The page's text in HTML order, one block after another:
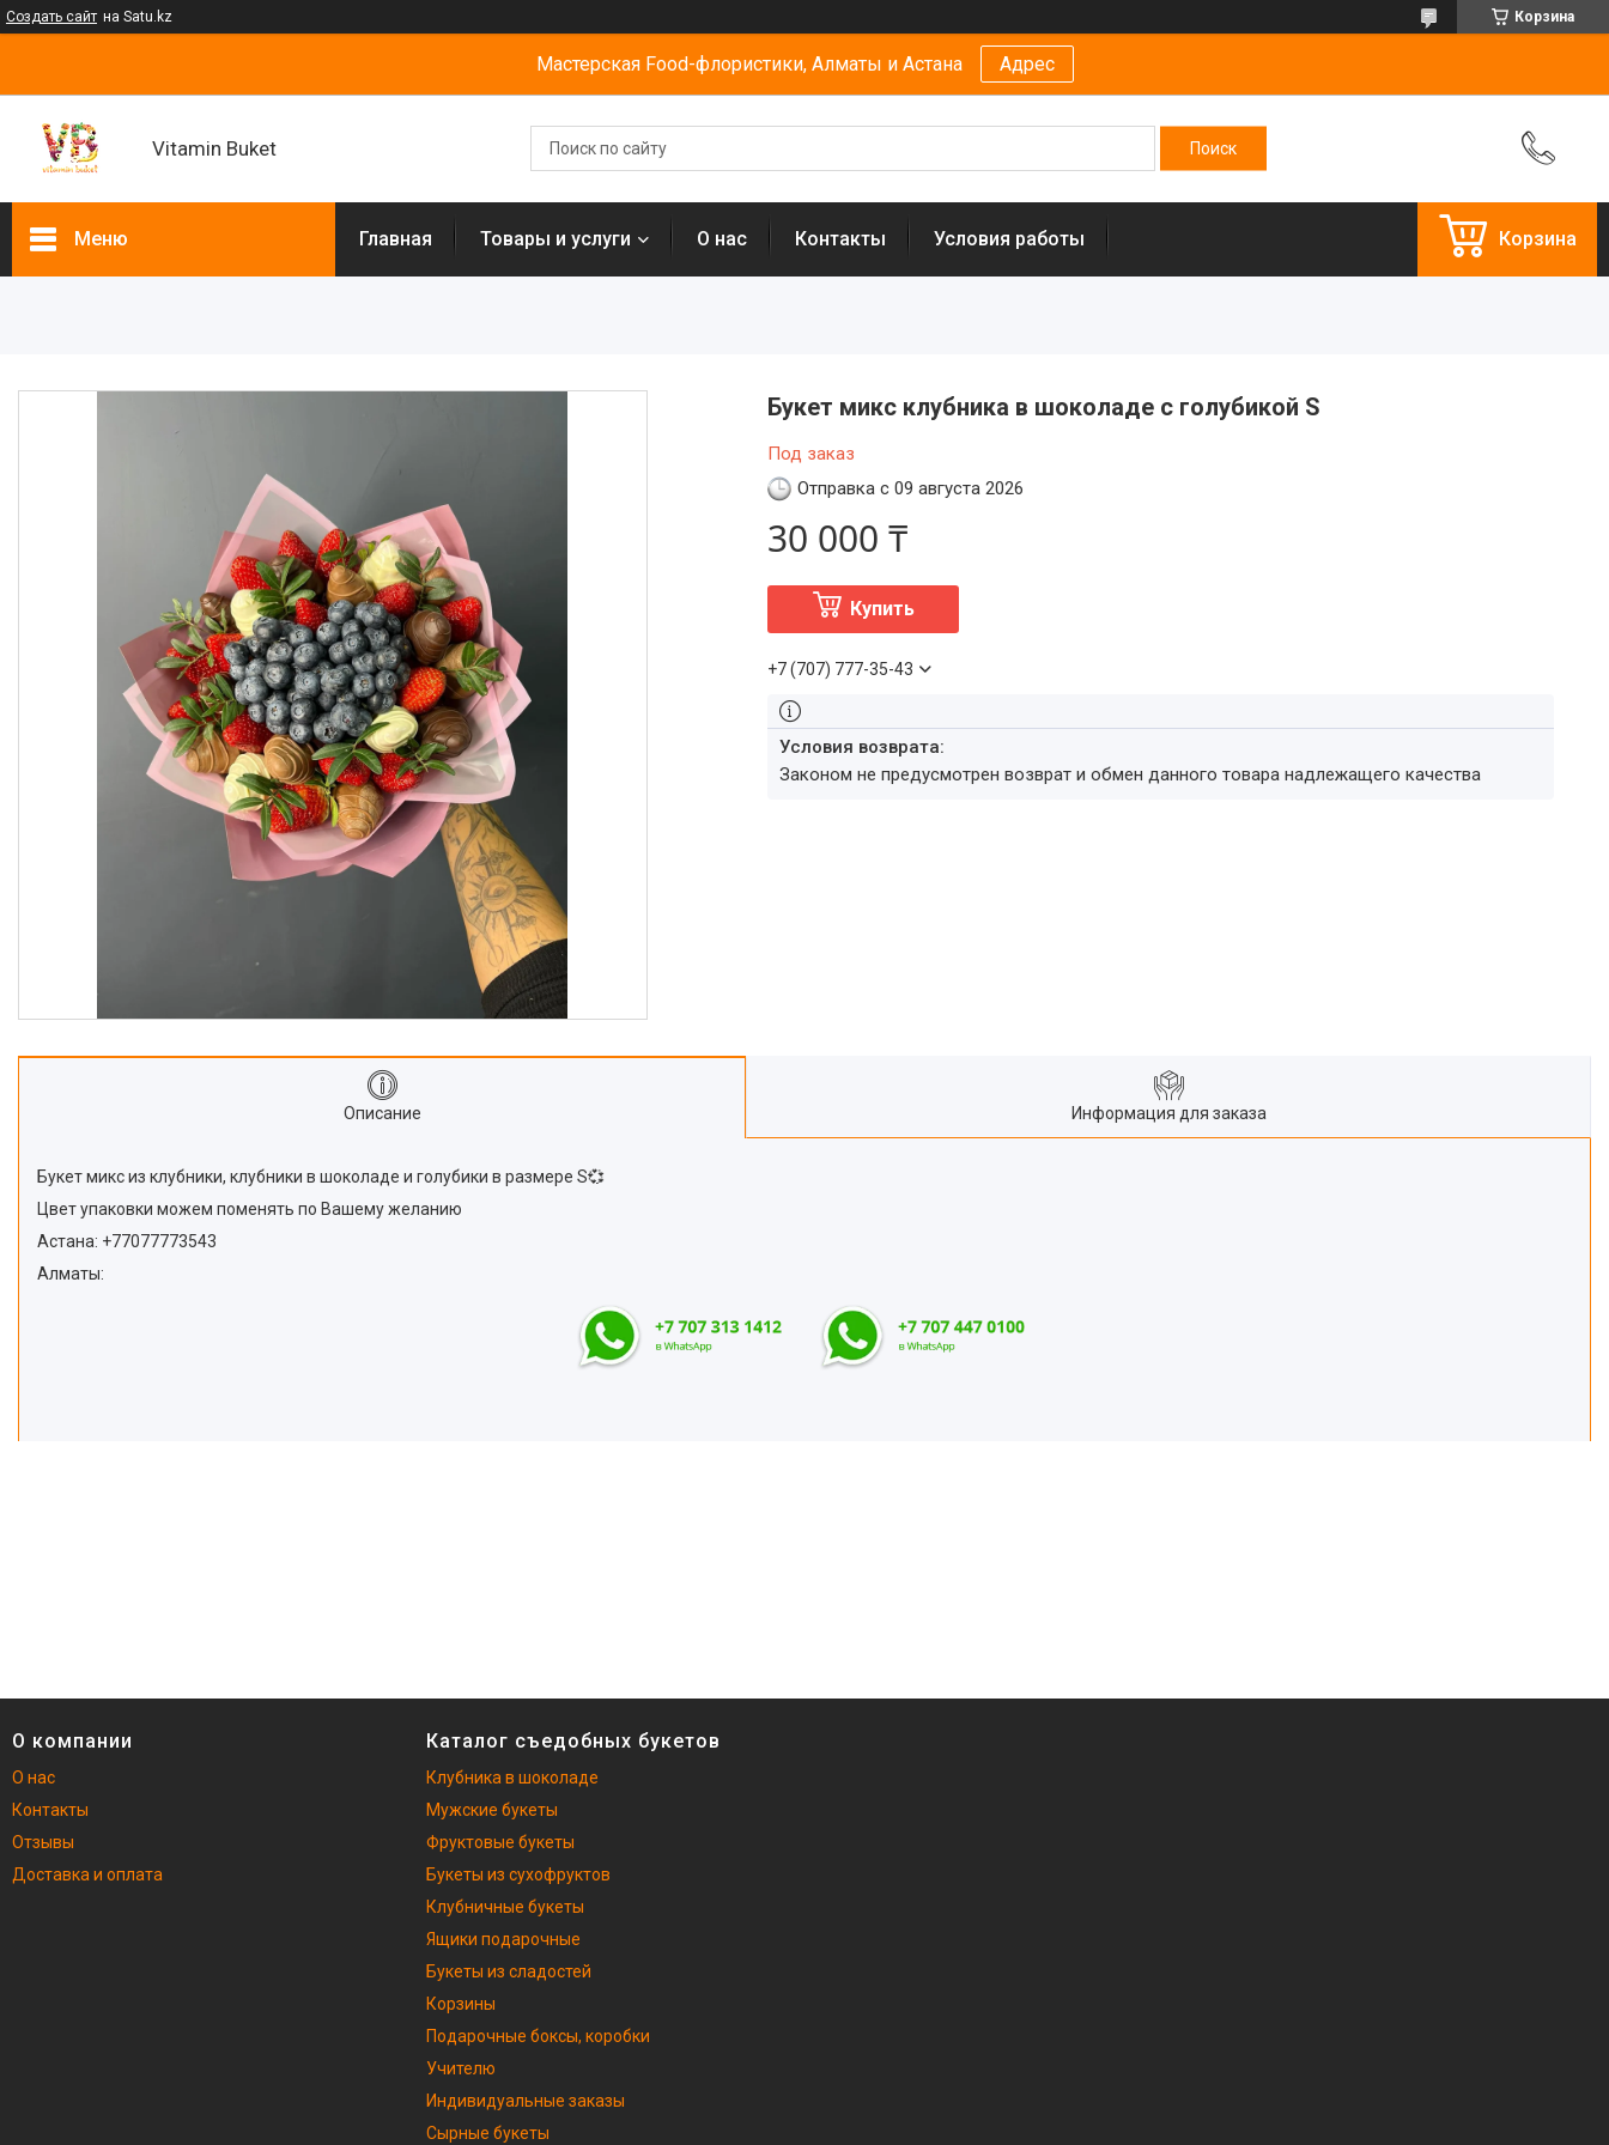
Создать сайт на Satu.kz Корзина
Мастерская Food-флористики, Алматы и Астана Адрес
Vitamin Buket
Меню
Букеты из сухофруктов
Букеты из сладостей
Подарочные боксы, коробки
Съедобные букеты для
учителя
Новогодние подарки
Сладкие букеты на 8 марта
Необычные букеты
Сырные букеты
Сухофрукты в бельгийском
Отзывы
Главная Товары и услуги О нас Контакты Условия работы Корзина
Букет микс клубника в шоколаде с голубикой S
Под заказ
Отправка с 09 августа 2026
30 000 ₸
Купить
+7 (707) 777-35-43
Законом не предусмотрен возврат и обмен данного товара надлежащего качества
Описание Информация для заказа
Букет микс из клубники, клубники в шоколаде и голубики в размере S💞
Цвет упаковки можем поменять по Вашему желанию
Астана: +77077773543
Алматы:
О компании
О нас
Контакты
Отзывы
Доставка и оплата
Каталог съедобных букетов
Клубника в шоколаде
Мужские букеты
Фруктовые букеты
Букеты из сухофруктов
Клубничные букеты
Ящики подарочные
Букеты из сладостей
Корзины
Подарочные боксы, коробки
Учителю
Индивидуальные заказы
Сырные букеты